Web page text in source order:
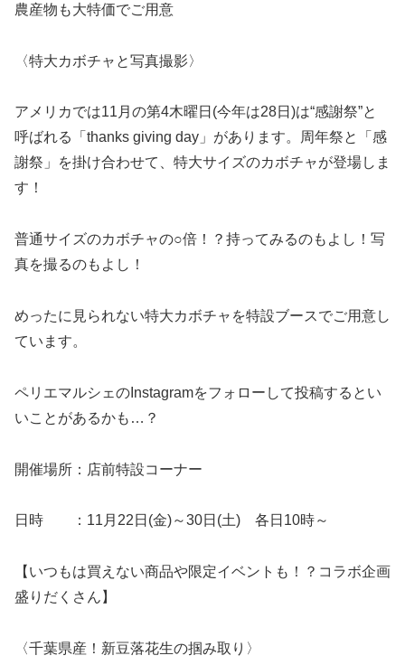
農産物も大特価でご用意
〈特大カボチャと写真撮影〉
アメリカでは11月の第4木曜日(今年は28日)は“感謝祭”と
呼ばれる「thanks giving day」があります。周年祭と「感
謝祭」を掛け合わせて、特大サイズのカボチャが登場しま
す！
普通サイズのカボチャの○倍！？持ってみるのもよし！写
真を撮るのもよし！
めったに見られない特大カボチャを特設ブースでご用意し
ています。
ペリエマルシェのInstagramをフォローして投稿するとい
いことがあるかも…？
開催場所：店前特設コーナー
日時 ：11月22日(金)～30日(土) 各日10時～
【いつもは買えない商品や限定イベントも！？コラボ企画
盛りだくさん】
〈千葉県産！新豆落花生の掴み取り〉